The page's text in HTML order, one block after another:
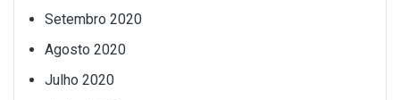
Setembro 2020
Agosto 2020
Julho 2020